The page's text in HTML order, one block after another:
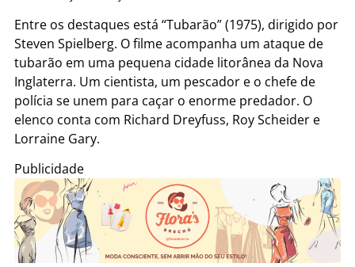
Entre os destaques está “Tubarão” (1975), dirigido por
Steven Spielberg. O filme acompanha um ataque de
tubarão em uma pequena cidade litorânea da Nova
Inglaterra. Um cientista, um pescador e o chefe de
polícia se unem para caçar o enorme predador. O
elenco conta com Richard Dreyfuss, Roy Scheider e
Lorraine Gary.
Publicidade